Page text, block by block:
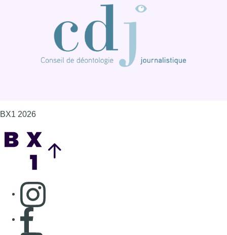
BX1 2026
Consulter page Instagram
Consulter page Facebook